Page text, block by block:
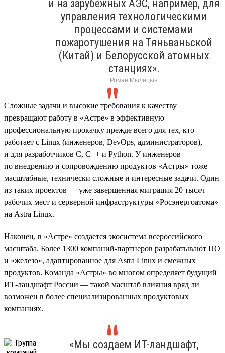
и на зарубежных АЭС, например, для
управления технологическими
процессами и системами
пожаротушения на Тяньваньской
(Китай) и Белорусской атомных
станциях».
Роман Мылицын
Сложные задачи и высокие требования к качеству
превращают работу в «Астре» в эффективную
профессиональную прокачку прежде всего для тех, кто
работает с Linux (инженеров, DevOps, администраторов),
и для разработчиков C, C++ и Python. У инженеров
по внедрению и сопровождению продуктов «Астры» тоже
масштабные, технически сложные и интересные задачи. Один
из таких проектов — уже завершенная миграция 20 тысяч
рабочих мест и серверной инфраструктуры «Росэнергоатома»
на Astra Linux.
Наконец, в «Астре» создается экосистема всероссийского
масштаба. Более 1300 компаний-партнеров разрабатывают ПО
и «железо», адаптированное для Astra Linux и смежных
продуктов. Команда «Астры» во многом определяет будущий
ИТ-ландшафт России — такой масштаб влияния вряд ли
возможен в более специализированных продуктовых
компаниях.
«Мы создаем ИТ-ландшафт,